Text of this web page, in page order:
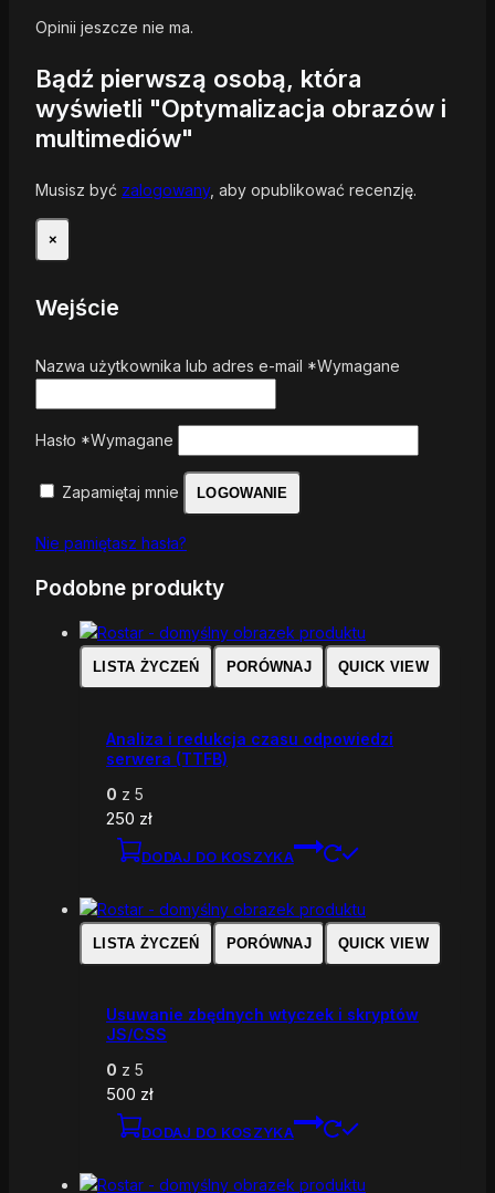
Opinii jeszcze nie ma.
Bądź pierwszą osobą, która
wyświetli "Optymalizacja obrazów i
multimediów"
Musisz być zalogowany, aby opublikować recenzję.
×
Wejście
Nazwa użytkownika lub adres e-mail *Wymagane
Hasło *Wymagane
Zapamiętaj mnie LOGOWANIE
Nie pamiętasz hasła?
Podobne produkty
LISTA ŻYCZEŃ PORÓWNAJ QUICK VIEW
Analiza i redukcja czasu odpowiedzi
serwera (TTFB)
0 z 5
250 zł
DODAJ DO KOSZYKA
LISTA ŻYCZEŃ PORÓWNAJ QUICK VIEW
Usuwanie zbędnych wtyczek i skryptów
JS/CSS
0 z 5
500 zł
DODAJ DO KOSZYKA